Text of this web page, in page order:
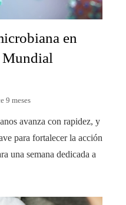
en
Mundial
9 meses
avanza con rapidez, y
para fortalecer la acción
una semana dedicada a